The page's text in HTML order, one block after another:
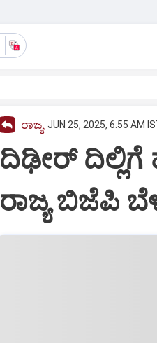
ರಾಜ್ಯ JUN 25, 2025, 6:55 AM
ದಿಢೀರ್‌
ರಾಜ್ಯ ಬಿಜೆಪಿ